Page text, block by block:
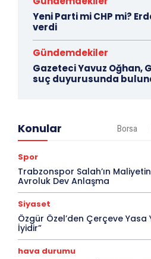
Yeni Parti mi CHP mi?
verdi
Gündemdekiler
Gazeteci Yavuz Oğhan,
suç duyurusunda
Konular Borsa
Spor
Trabzonspor Salah’ın
Avroluk Dev Anlaşma
Siyaset
Özgür Özel’den Çerçeve Yasa
İyidir”
hava durumu